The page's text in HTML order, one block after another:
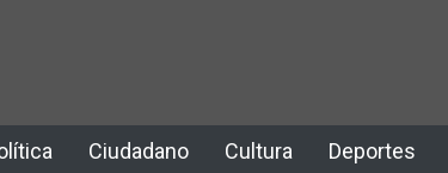
Ciudadano Cultura Deportes